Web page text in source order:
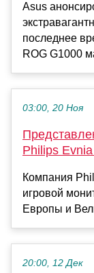
Asus
последнее
ROG G1000
03:00, 20 Ноя
Philips
Компания
игровой
Европы и
20:00, 12 Дек